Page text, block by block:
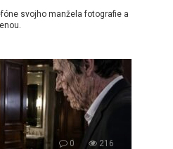
svojho manžela fotografie a
0 216